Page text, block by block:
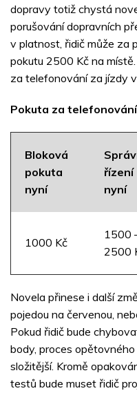
dopravy totiž chystá
porušování dopravních
v platnost, řidič může za
pokutu 2500 Kč na
za telefonování za jízdy
Pokuta za
Bloková
pokuta
nyní
řízení
nyní
1000 Kč
1500
2500
Novela přinese i další
pojedou na červenou,
Pokud řidič bude
body, proces
složitější. Kromě
testů bude muset řidič